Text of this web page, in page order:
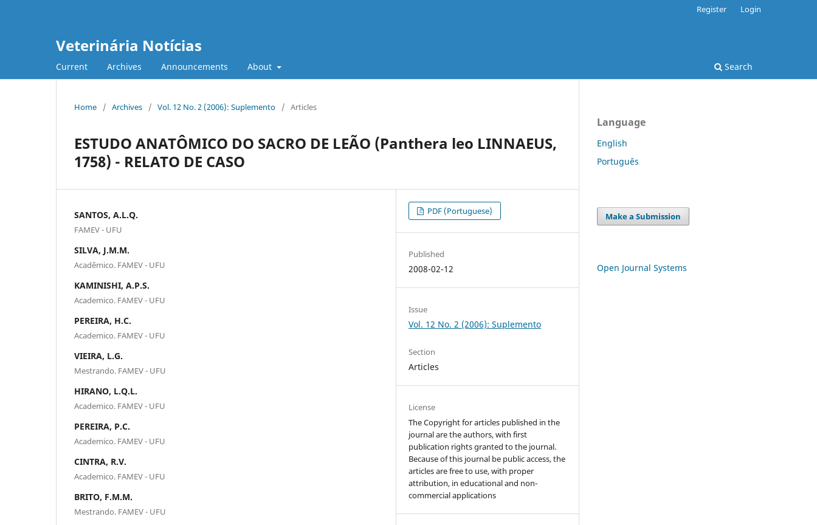
Veterinária Notícias
Current Archives Announcements About Search
Register Login
Home / Archives / Vol. 12 No. 2 (2006): Suplemento / Articles
ESTUDO ANATÔMICO DO SACRO DE LEÃO (Panthera leo LINNAEUS,
1758) - RELATO DE CASO
SANTOS, A.L.Q.
FAMEV - UFU
SILVA, J.M.M.
Acadêmico. FAMEV - UFU
KAMINISHI, A.P.S.
Academico. FAMEV - UFU
PEREIRA, H.C.
Academico. FAMEV - UFU
VIEIRA, L.G.
Mestrando. FAMEV - UFU
HIRANO, L.Q.L.
Academico. FAMEV - UFU
PEREIRA, P.C.
Academico. FAMEV - UFU
CINTRA, R.V.
Academico. FAMEV - UFU
BRITO, F.M.M.
Mestrando. FAMEV - UFU
PDF (Portuguese)
Published
2008-02-12
Issue
Vol. 12 No. 2 (2006): Suplemento
Section
Articles
License
The Copyright for articles published in the
journal are the authors, with first
publication rights granted to the journal.
Because of this journal be public access, the
articles are free to use, with proper
attribution, in educational and non-
commercial applications
Language
English
Português
Make a Submission
Open Journal Systems